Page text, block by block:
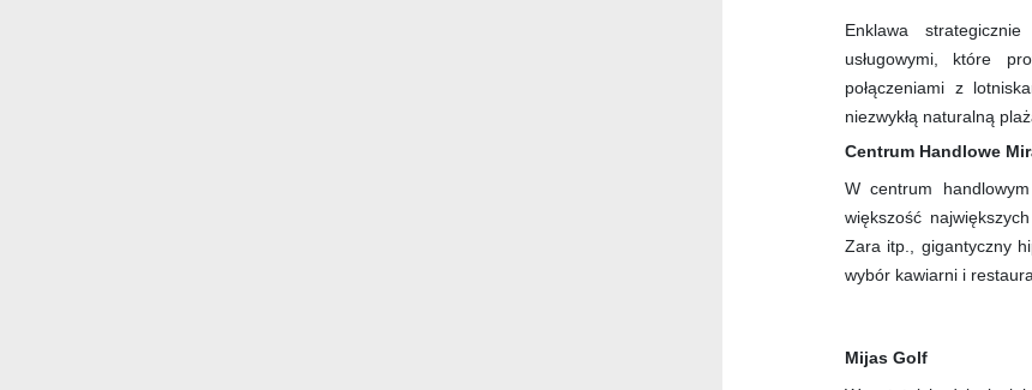
Enklawa
usługowymi, które
połączeniami z
niezwykłą naturalną
Centrum Handlowe
W centrum
większość
Zara itp., gigantyczny
wybór kawiarni i
Mijas Golf